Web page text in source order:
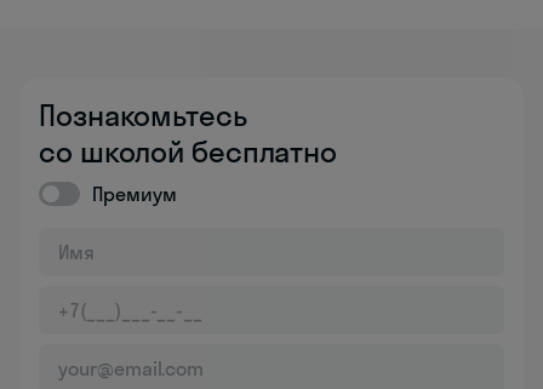
Познакомьтесь
со школой бесплатно
Премиум